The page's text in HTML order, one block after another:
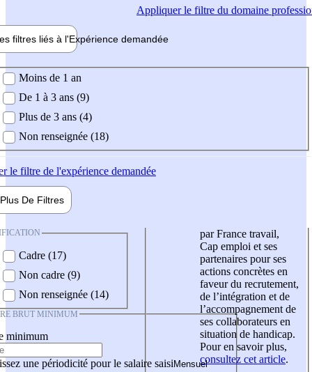
Appliquerle filtre du domaine
filtres liés à l'Expérience demandée
demandée
Moins de 1 an
De 1 à 3 ans (9)
Plus de 3 ans (4)
Non renseignée (18)
le filtre de l'expérience demandée
Plus De Filtres
Cadre (17)
Non cadre (9)
Non renseignée (14)
BRUT MINIMUM
minimum
une périodicité pour le salaire saisi
par France travail,
Cap emploi et ses
partenaires pour ses
actions concrètes en
faveur du recrutement,
de l’intégration et de
l’accompagnement de
ses collaborateurs en
situation de handicap.
Pour en savoir plus,
consultez cet article.